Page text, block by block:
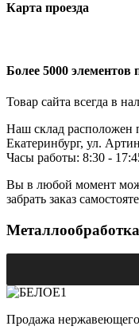
Карта проезда
Более 5000 элементов
Товар сайта всегда в
Наш склад расположен
Екатеринбург, ул.
Часы работы: 8:30 -
Вы в любой момент
забрать заказ
Металлообработка
Продажа